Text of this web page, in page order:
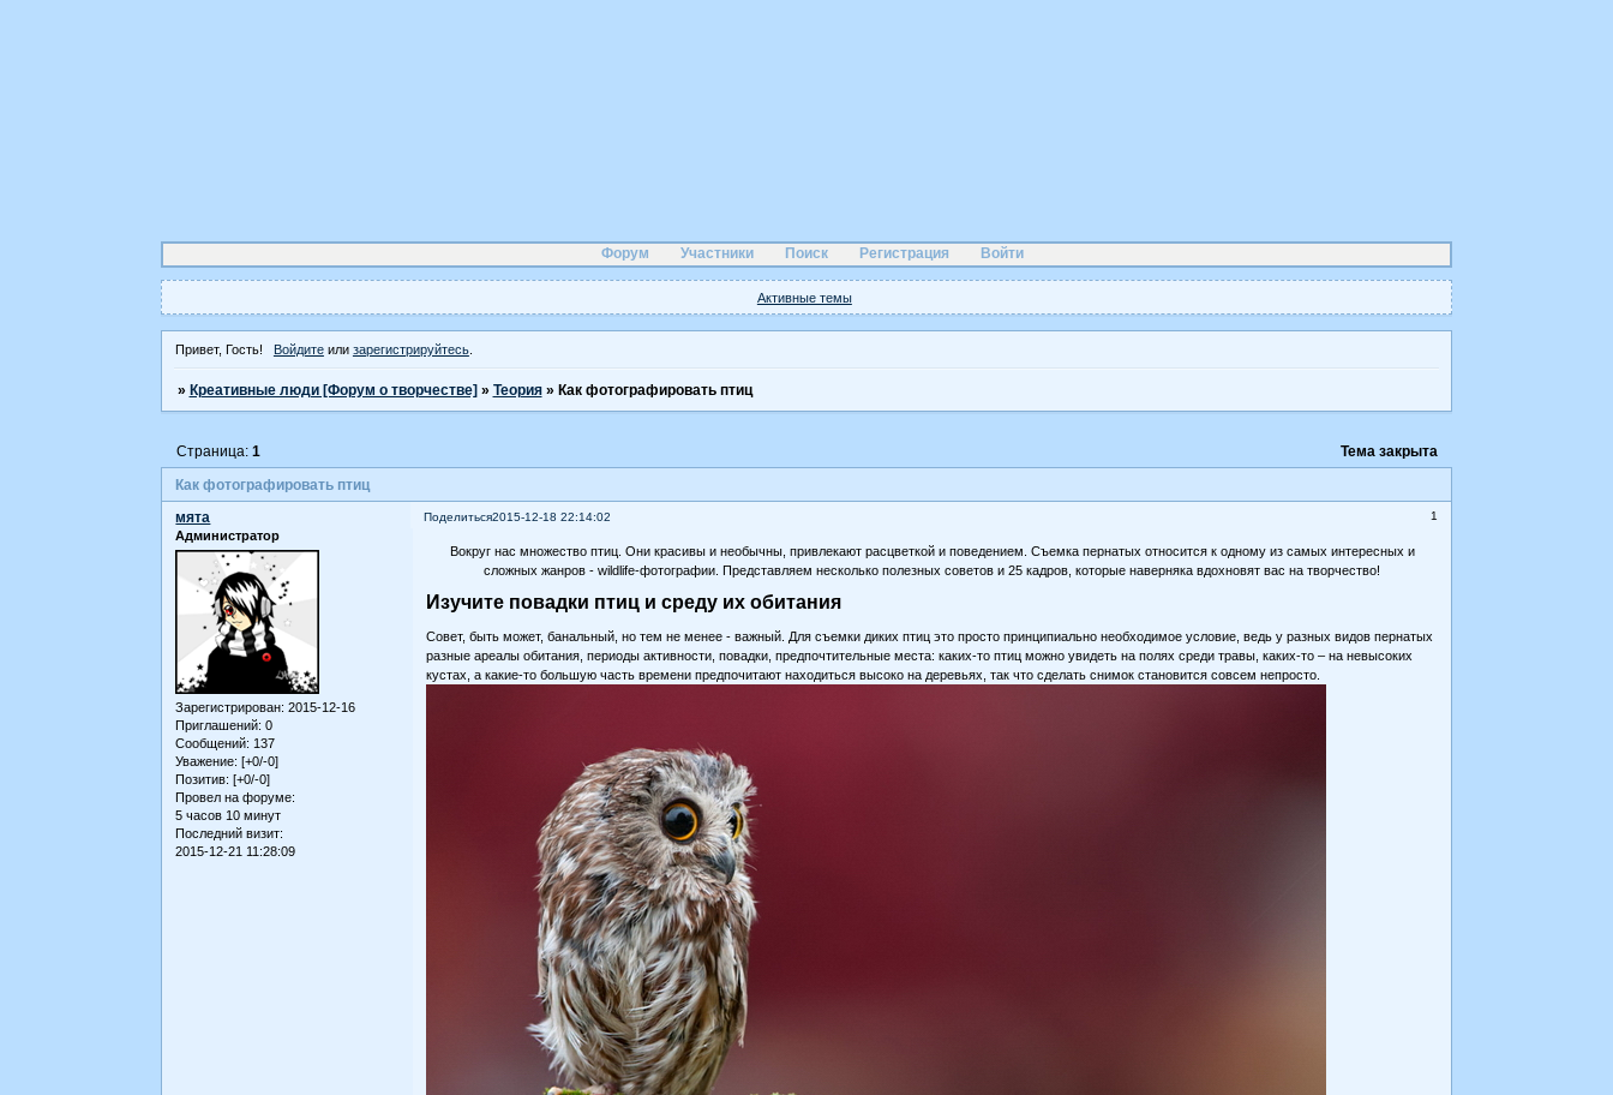
Форум Участники Поиск Регистрация Войти
Активные темы
Привет, Гость! Войдитеили зарегистрируйтесь.
» Креативные люди [Форум о творчестве] » Теория » Как фотографировать птиц
Как фотографировать птиц
Страница: 1 Тема закрыта
Поделиться 1
2015-12-18 22:14:02
мята
Администратор
Зарегистрирован: 2015-12-16
Приглашений: 0
Сообщений: 137
Уважение: [+0/-0]
Позитив: [+0/-0]
Провел на форуме:
5 часов 10 минут
Последний визит:
2015-12-21 11:28:09
Вокруг нас множество птиц. Они красивы и необычны, привлекают расцветкой и поведением. Съемка пернатых относится к одному из самых интересных и
сложных жанров - wildlife-фотографии. Представляем несколько полезных советов и 25 кадров, которые наверняка вдохновят вас на творчество!
Изучите повадки птиц и среду их обитания
Совет, быть может, банальный, но тем не менее - важный. Для съемки диких птиц это просто принципиально необходимое условие, ведь у разных видов пернатых
разные ареалы обитания, периоды активности, повадки, предпочтительные места: каких-то птиц можно увидеть на полях среди травы, каких-то – на невысоких
кустах, а какие-то большую часть времени предпочитают находиться высоко на деревьях, так что сделать снимок становится совсем непросто.